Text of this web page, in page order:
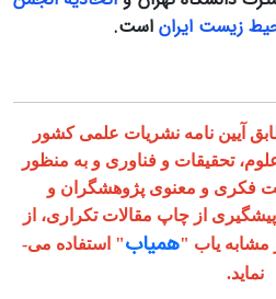
زیست ایران است.
آیین ­نامه نشریات علمی کشور
02 وزارت علوم، تحقیقات و فناوری و به منظور
فکری و معنوی پژوهشگران و
از چاپ مقالات تکراری، از
مشابه یاب "همیاب" استفاده می­
نماید.